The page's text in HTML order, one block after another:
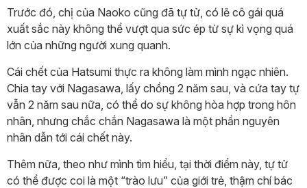
Trước đó, chị của Naoko cũng đã tự tử, có lẽ cô gái quá
xuất sắc này không thể vượt qua sức ép từ sự kì vọng quá
lớn của những người xung quanh.
Cái chết của Hatsumi thực ra không làm mình ngạc nhiên.
Chia tay với Nagasawa, lấy chồng 2 năm sau, và cứa tay tự
vẫn 2 năm sau nữa, có thể do sự không hòa hợp trong hôn
nhân, nhưng chắc chắn Nagasawa là một phần nguyên
nhân dẫn tới cái chết này.
Thêm nữa, theo như mình tìm hiểu, tại thời điểm này, tự tử
có thể được coi là một “trào lưu” của giới trẻ, thậm chí bác